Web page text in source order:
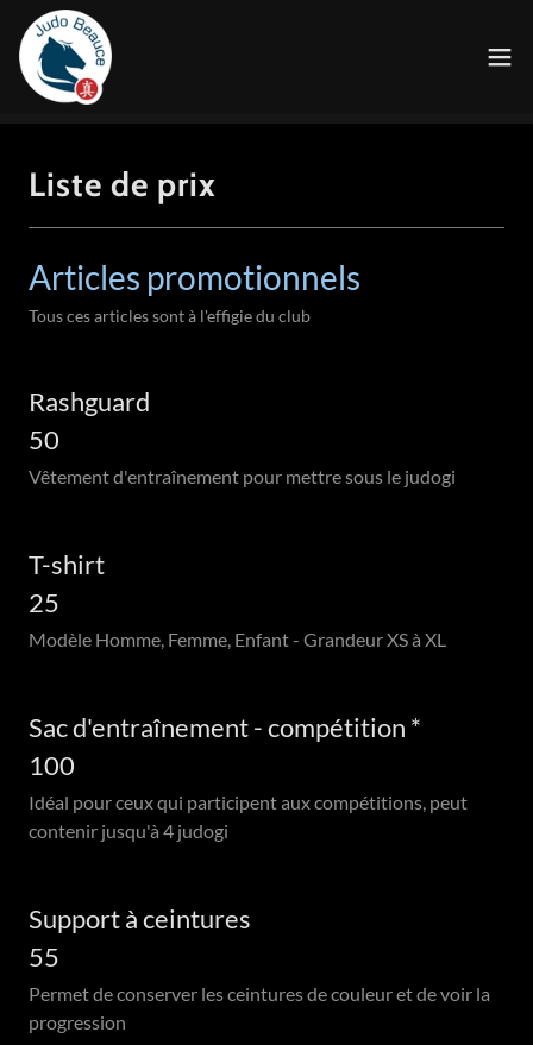
Liste de prix
Articles promotionnels
Tous ces articles sont à l'effigie du club
Rashguard
50
Vêtement d'entraînement pour mettre sous le judogi
T-shirt
25
Modèle Homme, Femme, Enfant - Grandeur XS à XL
Sac d'entraînement - compétition *
100
Idéal pour ceux qui participent aux compétitions, peut
contenir jusqu'à 4 judogi
Support à ceintures
55
Permet de conserver les ceintures de couleur et de voir la
progression